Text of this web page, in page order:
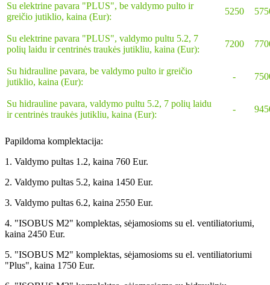
Su elektrine pavara "PLUS", be valdymo pulto ir
greičio jutiklio, kaina (Eur):
5250
Su elektrine pavara "PLUS", valdymo pultu 5.2, 7
polių laidu ir centrinės traukės jutikliu, kaina (Eur):
7200
Su hidrauline pavara, be valdymo pulto ir greičio
jutiklio, kaina (Eur):
-
Su hidrauline pavara, valdymo pultu 5.2, 7 polių laidu
ir centrinės traukės jutikliu, kaina (Eur):
-
Papildoma komplektacija:
1. Valdymo pultas 1.2, kaina 760 Eur.
2. Valdymo pultas 5.2, kaina 1450 Eur.
3. Valdymo pultas 6.2, kaina 2550 Eur.
4. "ISOBUS M2" komplektas, sėjamosioms su el. ventiliatoriumi,
kaina 2450 Eur.
5. "ISOBUS M2" komplektas, sėjamosioms su el. ventiliatoriumi
"Plus", kaina 1750 Eur.